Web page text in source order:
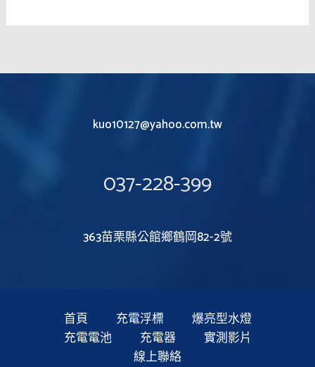
kuo10127@yahoo.com.tw
037-228-399
363苗栗縣公館鄉鶴岡82-2號
首頁 充電浮標
爆亮型水燈
充電電池
充電器
實測影片
線上聯絡